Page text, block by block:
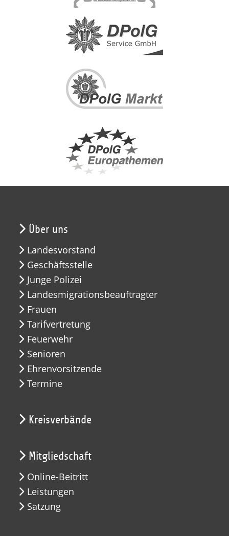
Über uns
Landesvorstand
Geschäftsstelle
Junge Polizei
Landesmigrationsbeauftragter
Frauen
Tarifvertretung
Feuerwehr
Senioren
Ehrenvorsitzende
Termine
Kreisverbände
Mitgliedschaft
Online-Beitritt
Leistungen
Satzung